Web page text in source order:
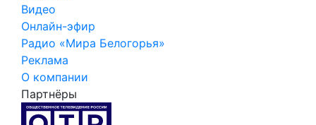
Видео
Онлайн-эфир
Радио «Мира Белогорья»
Реклама
О компании
Партнёры